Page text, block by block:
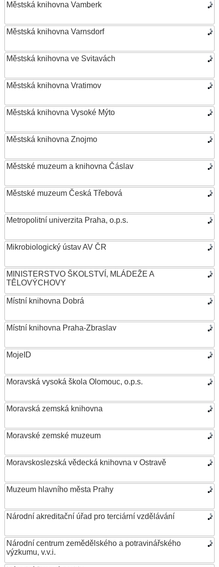
Městská knihovna Vamberk
Městská knihovna Varnsdorf
Městská knihovna ve Svitavách
Městská knihovna Vratimov
Městská knihovna Vysoké Mýto
Městská knihovna Znojmo
Městské muzeum a knihovna Čáslav
Městské muzeum Česká Třebová
Metropolitní univerzita Praha, o.p.s.
Mikrobiologický ústav AV ČR
MINISTERSTVO ŠKOLSTVÍ, MLÁDEŽE A
TĚLOVÝCHOVY
Místní knihovna Dobrá
Místní knihovna Praha-Zbraslav
MojeID
Moravská vysoká škola Olomouc, o.p.s.
Moravská zemská knihovna
Moravské zemské muzeum
Moravskoslezská vědecká knihovna v Ostravě
Muzeum hlavního města Prahy
Národní akreditační úřad pro terciární vzdělávání
Národní centrum zemědělského a potravinářského
výzkumu, v.v.i.